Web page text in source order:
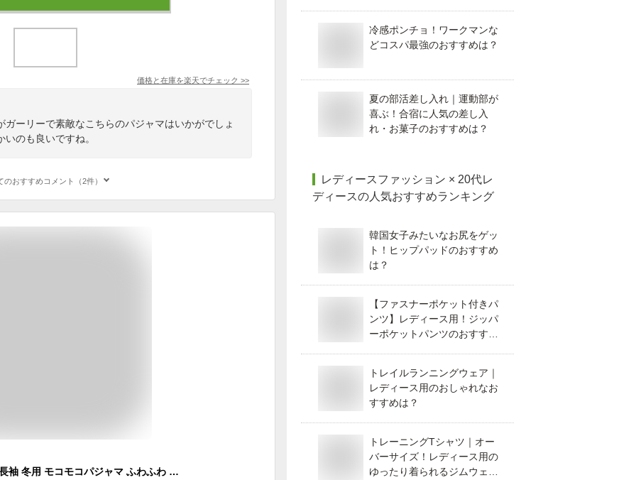
価格と在庫を楽天でチェック >>
ーリーで素敵なこちらのパジャマはいかがでしょ
のも良いですね。
のおすすめコメント（2件）
パジャマ レディース 長袖 冬用 モコモコパジャマ ふわふわ 前開き 防寒 起毛 部屋着 上下暖かい ボア 厚手 セットアップ ふんわり あったか 新婚祝い プレゼント 入院 外泊 旅行 シンプル 秋 冬 女性 4色展開 M L XL
冷感ポンチョ！ワークマンな
どコスパ最強のおすすめは？
夏の部活差し入れ｜運動部が
喜ぶ！合宿に人気の差し入
れ・お菓子のおすすめは？
レディースファッション × 20代レ
ディースの人気おすすめランキング
韓国女子みたいなお尻をゲッ
ト！ヒップパッドのおすすめ
は？
【ファスナーポケット付きパ
ンツ】レディース用！ジッパ
ーポケットパンツのおすすめ
トレイルランニングウェア｜
レディース用のおしゃれなお
すすめは？
トレーニングTシャツ｜オー
バーサイズ！レディース用の
ゆったり着られるジムウェア